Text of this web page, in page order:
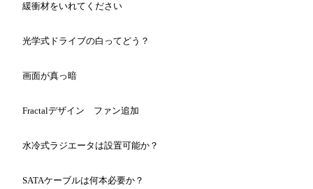
緩衝材をいれてください
光学式ドライブの白ってどう？
画面が真っ暗
Fractalデザイン ファン追加
水冷式ラジエータは設置可能か？
SATAケーブルは何本必要か？